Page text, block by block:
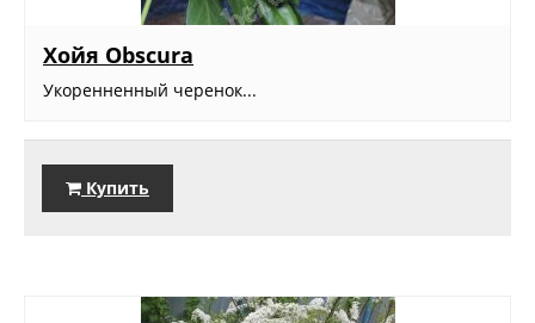
Хойя Obscura
Укоренненный черенок...
Купить